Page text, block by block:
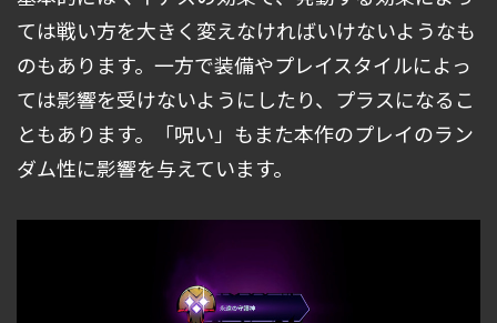
ては戦い方を大きく変えなければいけないようなも
のもあります。一方で装備やプレイスタイルによっ
ては影響を受けないようにしたり、プラスになるこ
ともあります。「呪い」もまた本作のプレイのラン
ダム性に影響を与えています。